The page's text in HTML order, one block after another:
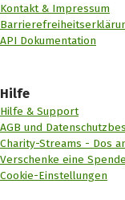
Kontakt & Impressum
API Dokumentation
Hilfe
Hilfe & Support
AGB und
Charity-Streams - Dos
Verschenke eine Spende
Cookie-Einstellungen